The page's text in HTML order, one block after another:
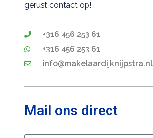
gerust contact op!
+316 456 253 61
+316 456 253 61
info@makelaardijknijpstra.nl
Mail ons direct